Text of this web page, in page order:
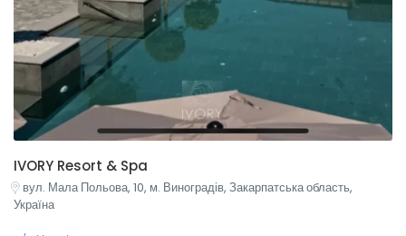
IVORY Resort & Spa
вул. Мала Польова, 10, м. Виноградів, Закарпатська область,
Україна